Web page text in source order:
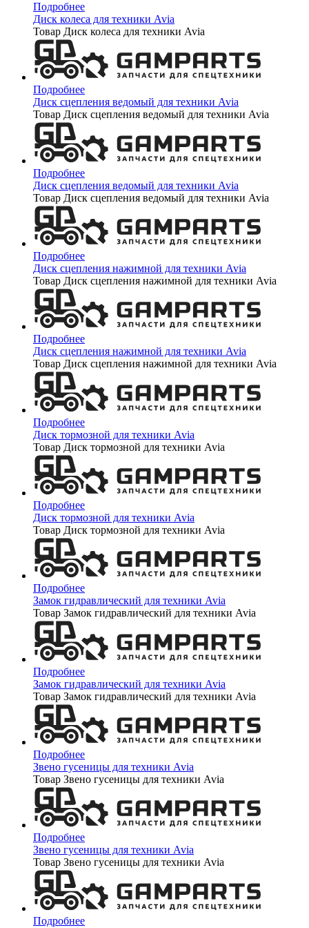
Подробнее
Диск колеса для техники Avia
Товар Диск колеса для техники Avia
Подробнее
Диск сцепления ведомый для техники Avia
Товар Диск сцепления ведомый для техники Avia
Подробнее
Диск сцепления ведомый для техники Avia
Товар Диск сцепления ведомый для техники Avia
Подробнее
Диск сцепления нажимной для техники Avia
Товар Диск сцепления нажимной для техники Avia
Подробнее
Диск сцепления нажимной для техники Avia
Товар Диск сцепления нажимной для техники Avia
Подробнее
Диск тормозной для техники Avia
Товар Диск тормозной для техники Avia
Подробнее
Диск тормозной для техники Avia
Товар Диск тормозной для техники Avia
Подробнее
Замок гидравлический для техники Avia
Товар Замок гидравлический для техники Avia
Подробнее
Замок гидравлический для техники Avia
Товар Замок гидравлический для техники Avia
Подробнее
Звено гусеницы для техники Avia
Товар Звено гусеницы для техники Avia
Подробнее
Звено гусеницы для техники Avia
Товар Звено гусеницы для техники Avia
Подробнее